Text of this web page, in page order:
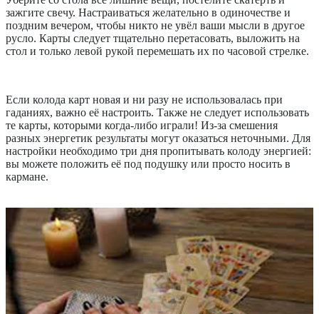
зажгите свечу. Настраиваться желательно в одиночестве и
поздним вечером, чтобы никто не увёл ваши мысли в другое
русло. Карты следует тщательно перетасовать, выложить на
стол и только левой рукой перемешать их по часовой стрелке.
Если колода карт новая и ни разу не использовалась при
гаданиях, важно её настроить. Также не следует использовать
те карты, которыми когда-либо играли! Из-за смешения
разных энергетик результаты могут оказаться неточными. Для
настройки необходимо три дня пропитывать колоду энергией:
вы можете положить её под подушку или просто носить в
кармане.